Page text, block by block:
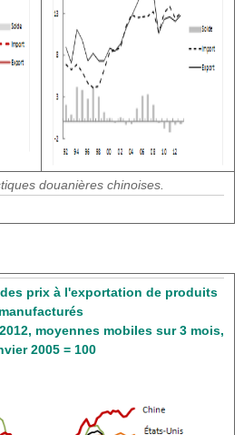
douanières chinoises.
prix à l'exportation de produits
manufacturés
moyennes mobiles sur 3 mois,
2005 = 100